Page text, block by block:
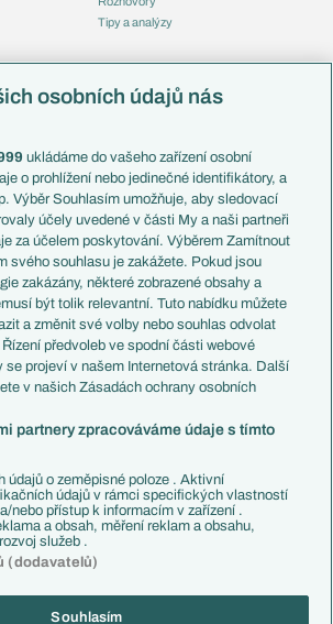
Tipy a analýzy
Česko
Francie
Itálie
Německo
Španělsko
Argentina
Brazílie
Přestupy
Zápasy
Livescore
Tipovací soutěž
osobních údajů nás
ukládáme do vašeho zařízení osobní
o prohlížení nebo jedinečné identifikátory, a
Výběr Souhlasím umožňuje, aby sledovací
účely uvedené v části My a naši partneři
za účelem poskytování. Výběrem Zamítnout
svého souhlasu je zakážete. Pokud jsou
zakázány, některé zobrazené obsahy a
být tolik relevantní. Tuto nabídku můžete
a změnit své volby nebo souhlas odvolat
předvoleb ve spodní části webové
se projeví v našem Internetová stránka. Další
v našich Zásadách ochrany osobních
partnery zpracováváme údaje s tímto
údajů o zeměpisné poloze . Aktivní
údajů v rámci specifických vlastností
nebo přístup k informacím v zařízení .
a obsah, měření reklam a obsahu,
služeb .
(dodavatelů)
Souhlasím